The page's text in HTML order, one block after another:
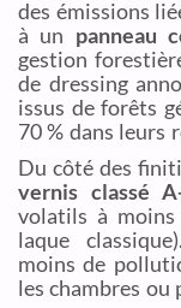
des émissions
à un panneau
gestion
de dressing
issus de forêts
70 % dans leurs
Du côté des
vernis classé
volatils à
laque
moins de
les chambres ou